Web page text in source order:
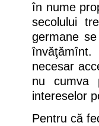
în nume
secolului
germane
învăţămînt.
necesar
nu cumva
intereselor
Pentru că